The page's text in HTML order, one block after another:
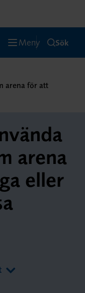
Meny Sök
arena för att
arena
eller
E-post